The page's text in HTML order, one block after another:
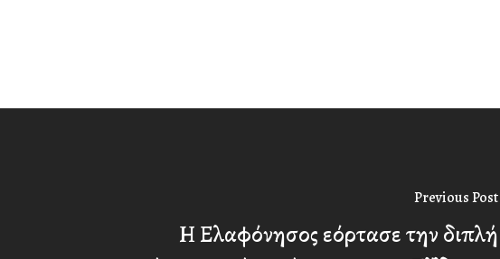
Previous Post
Η Ελαφόνησος εόρτασε την διπλή